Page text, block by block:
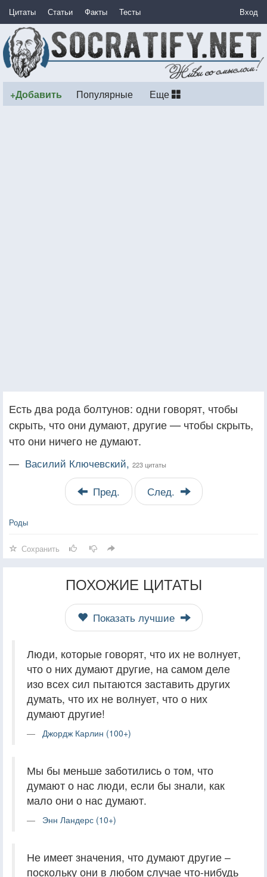
Цитаты Статьи Факты Тесты Вход
+Добавить Популярные Еще
Есть два рода болтунов: одни говорят, чтобы
скрыть, что они думают, другие — чтобы скрыть,
что они ничего не думают.
— Василий Ключевский, 223 цитаты
Пред. След.
Роды
Сохранить
ПОХОЖИЕ ЦИТАТЫ
Показать лучшие
Люди, которые говорят, что их не волнует,
что о них думают другие, на самом деле
изо всех сил пытаются заставить других
думать, что их не волнует, что о них
думают другие!
Джордж Карлин (100+)
Мы бы меньше заботились о том, что
думают о нас люди, если бы знали, как
мало они о нас думают.
Энн Ландерс (10+)
Не имеет значения, что думают другие –
поскольку они в любом случае что-нибудь